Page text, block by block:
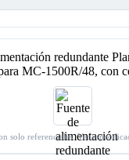
solo referenciales. Ver